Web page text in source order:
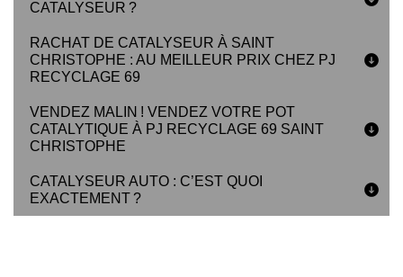
CATALYSEUR ?
RACHAT DE CATALYSEUR À SAINT
CHRISTOPHE : AU MEILLEUR PRIX CHEZ PJ
RECYCLAGE 69
VENDEZ MALIN ! VENDEZ VOTRE POT
CATALYTIQUE À PJ RECYCLAGE 69 SAINT
CHRISTOPHE
CATALYSEUR AUTO : C’EST QUOI
EXACTEMENT ?